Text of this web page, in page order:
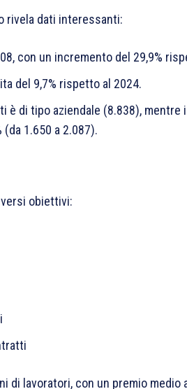
rivela dati interessanti:
con un incremento del 29,9%
del 9,7% rispetto al 2024.
è di tipo aziendale (8.838),
1.650 a 2.087).
obiettivi:
di lavoratori, con un premio medio